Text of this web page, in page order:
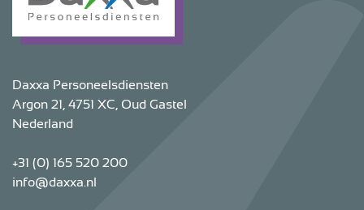
Daxxa Personeelsdiensten
Argon 21, 4751 XC, Oud Gastel
Nederland
+31 (0) 165 520 200
info@daxxa.nl